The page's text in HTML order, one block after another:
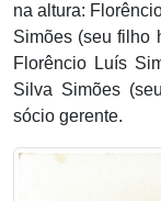
na altura:
Simões (seu filho
Florêncio Luís
Silva Simões
sócio gerente.